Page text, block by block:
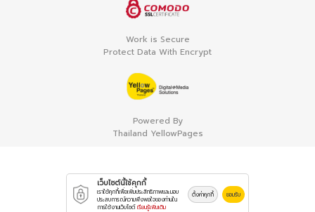
Work is Secure
Protect Data With Encrypt
Powered By
Thailand YellowPages
เว็บไซต์นี้ใช้คุกกี้
เราใช้คุกกี้เพื่อเพิ่มประสิทธิภาพและมอบ
ประสบการณ์ความพึงพอใจของท่านใน
การใช้งานเว็บไซต์เรียนรู้เพิ่มเติม
ตั้งค่าคุกกี้ ยอมรับ